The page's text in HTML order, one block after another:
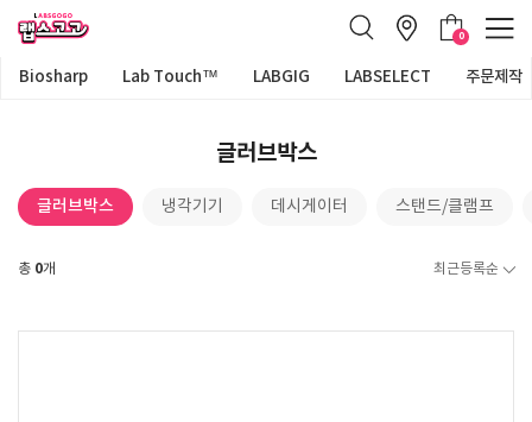
0
Biosharp Lab Touch™ LABGIG LABSELECT 주문제작
글러브박스
글러브박스 냉각기기 데시게이터 스탠드/클램프
총 0개 최근등록순